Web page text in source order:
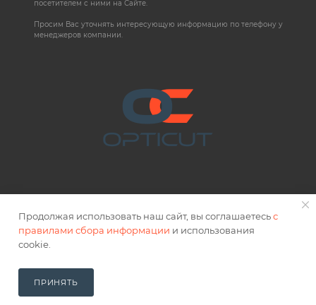
посетителем с ними на Сайте.
Просим Вас уточнять интересующую информацию по телефону у
менеджеров компании.
2026 © OPTICUT
Продолжая использовать наш сайт, вы соглашаетесьс
правилами сбора информации и использования
cookie.
ПРИНЯТЬ